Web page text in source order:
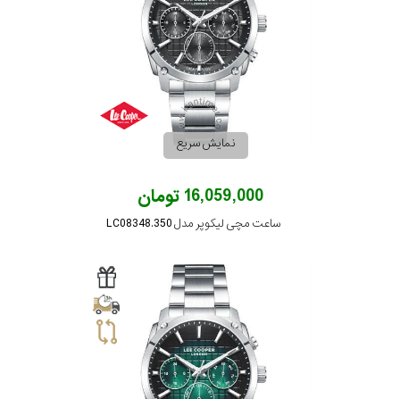
نمایش سریع
16,059,000 تومان
ساعت مچی لیکوپر مدل LC08348.350